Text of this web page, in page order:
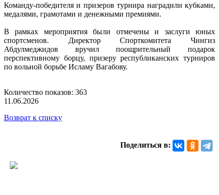
Команду-победителя и призеров турнира наградили кубками,
медалями, грамотами и денежными премиями.
В рамках мероприятия были отмечены и заслуги юных
спортсменов. Директор Спорткомитета Чингиз
Абдулмеджидов вручил поощрительный подарок
перспективному борцу, призеру республиканских турниров
по вольной борьбе Исламу Вагабову.
Количество показов: 363
11.06.2026
Возврат к списку
Поделиться в: